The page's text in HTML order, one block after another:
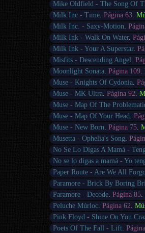
Mike Oldfield - The Song Of
Milk Inc - Time.Página 63.
Milk Inc. - Saxy-Motion.
Milk Ink - Walk On Water.
Milk Ink - Your A Superstar.
Misfits - Descending Angel .
Moonlight Sonata.Página 109.
Muse - Knights Of Cydonia.
Muse - MK Ultra.Página 92.
Muse - Map Of The
Muse - Map Of Your Head.
Muse - New Born.Página 75.
Musetta - Ophelia's Song.
No Se Lo Digas A Mamá -
No se lo digas a mamá - Yo
Paper Route - Are We All
Paramore - Brick By Boring
Paramore - Decode.Página 85.
Peluche Múrloc.Página 62.
Pink Floyd - Shine On You
Poets Of The Fall - Lift.